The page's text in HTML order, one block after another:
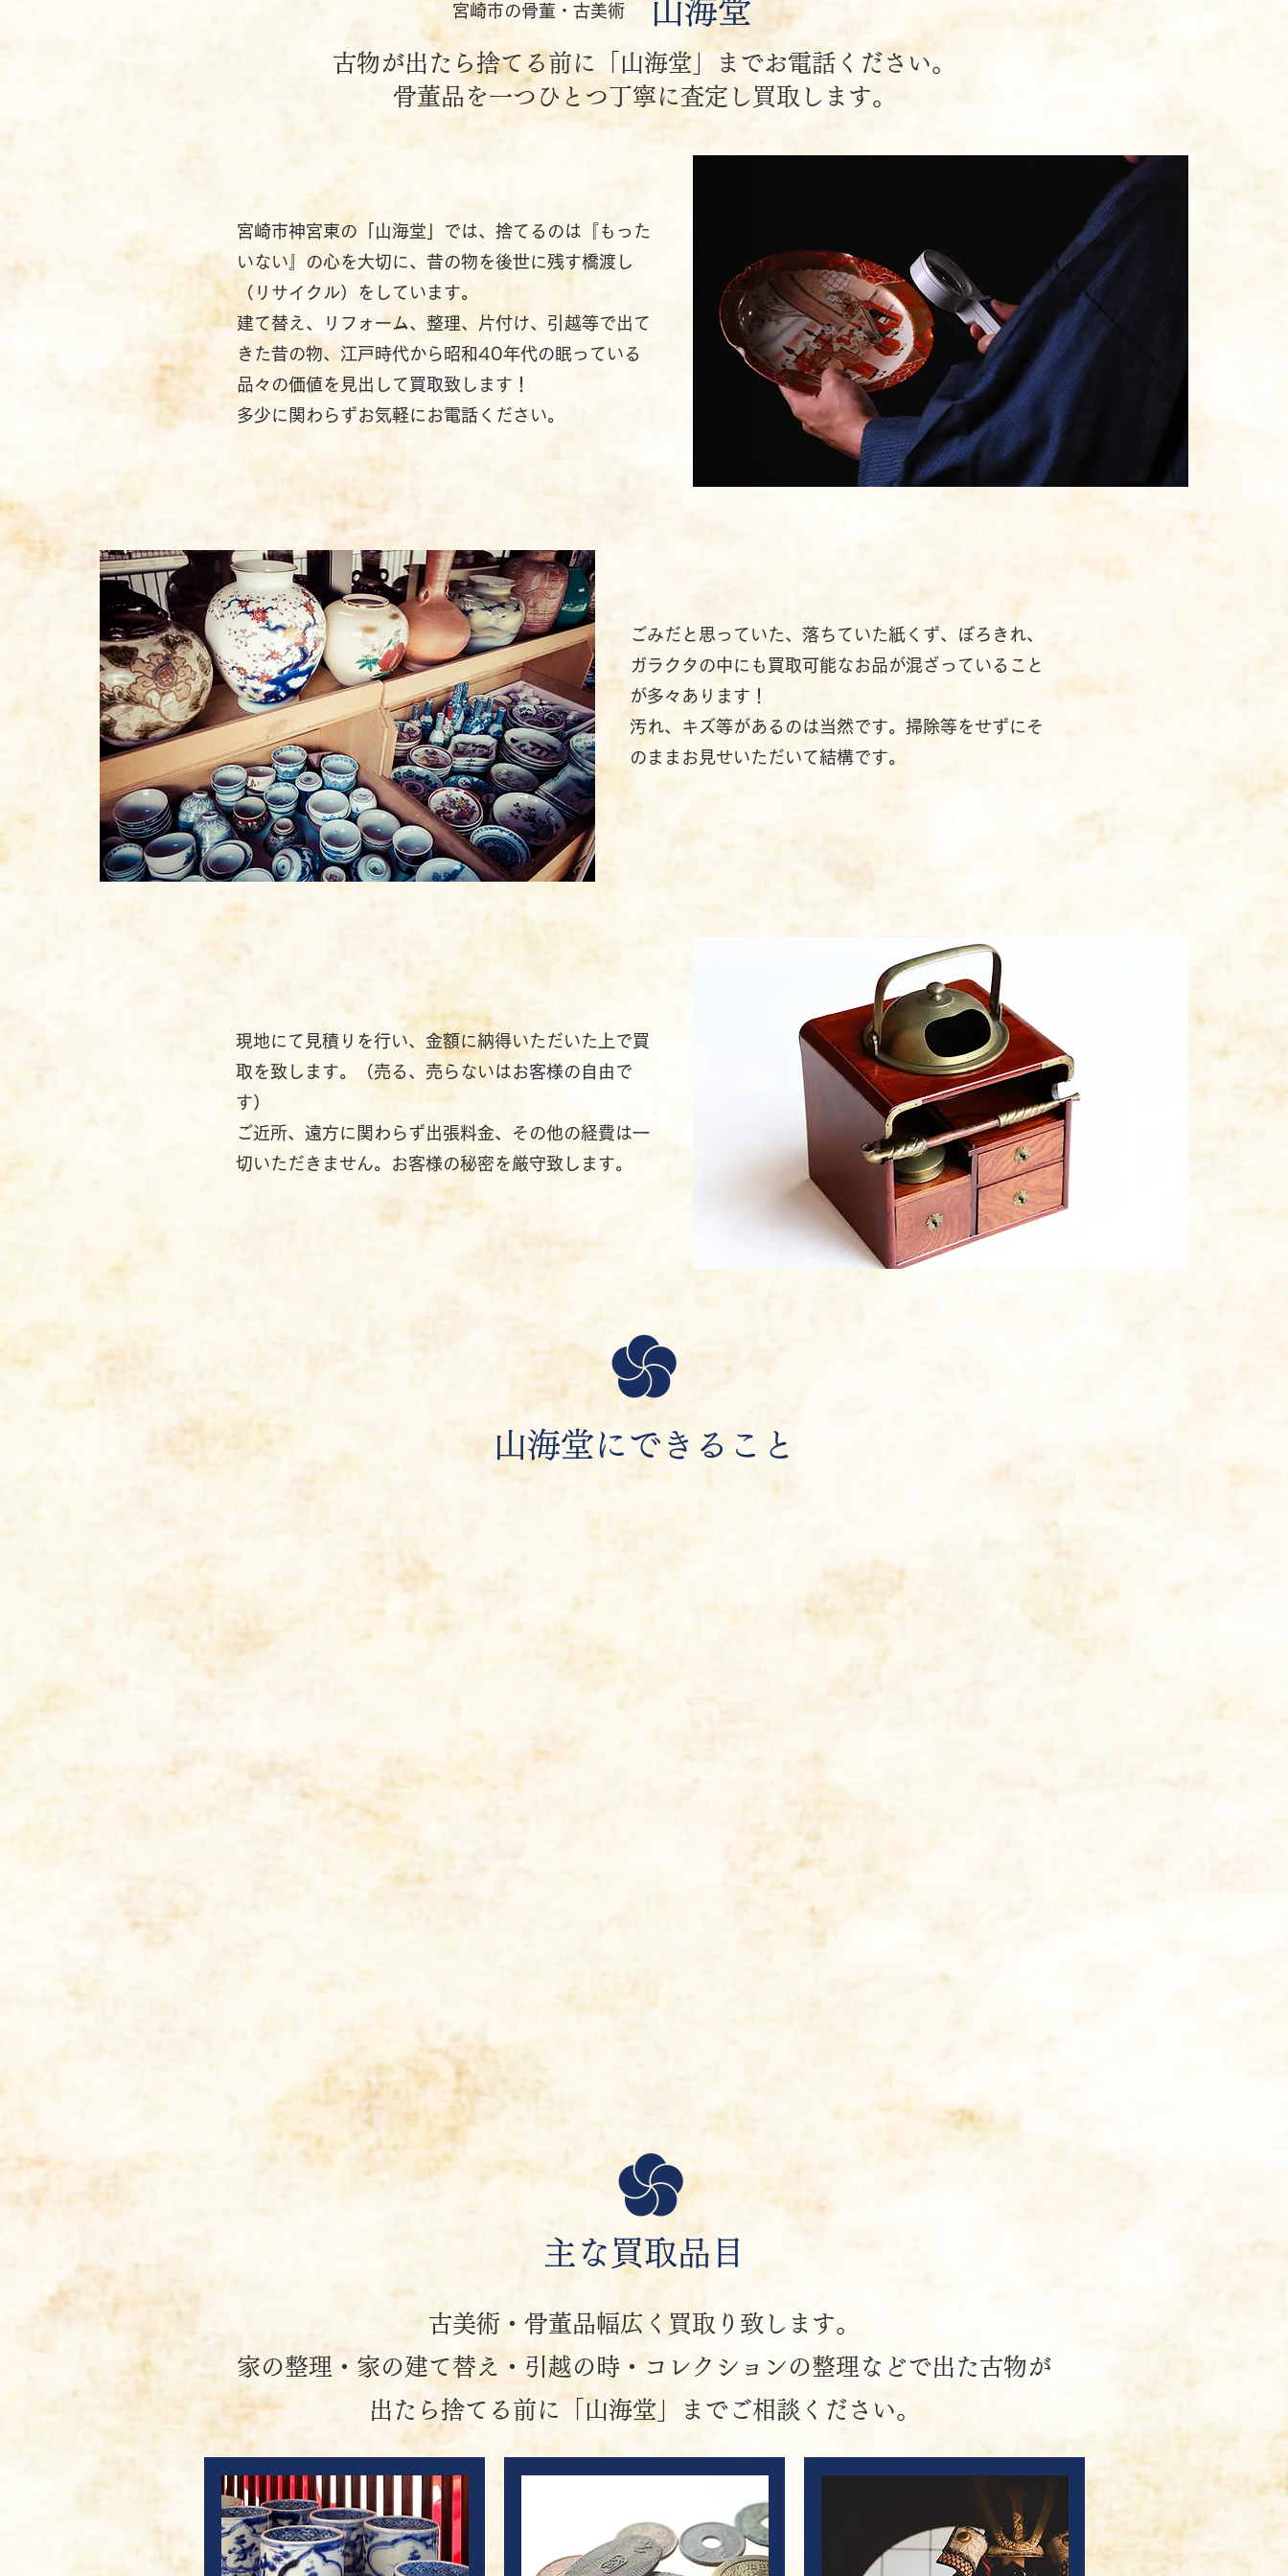
山海堂
宮崎市の骨董・古美術
古物が出たら捨てる前に「山海堂」までお電話ください。
​骨董品を一つひとつ丁寧に査定し買取します。
宮崎市神宮東の「山海堂」では、捨てるのは『もった
いない』の心を大切に、昔の物を後世に残す橋渡し
（リサイクル）をしています。
建て替え、リフォーム、整理、片付け、引越等で出て
きた昔の物、江戸時代から昭和40年代の眠っている
品々の価値を見出して買取致します！
多少に関わらずお気軽にお電話ください。
ごみだと思っていた、落ちていた紙くず、ぼろきれ、
ガラクタの中にも買取可能なお品が混ざっていること
が多々あります！
汚れ、キズ等があるのは当然です。掃除等をせずにそ
のままお見せいただいて結構です。
現地にて見積りを行い、金額に納得いただいた上で買
取を致します。（売る、売らないはお客様の自由で
す）
ご近所、遠方に関わらず出張料金、その他の経費は一
切いただきません。お客様の秘密を厳守致します。
山海堂にできること
出張・相談
主な買取品目
古美術・骨董品幅広く買取り致します。
家の整理・家の建て替え・引越の時・コレクションの整理などで出た古物が
出たら捨てる前に「山海堂」までご相談ください。